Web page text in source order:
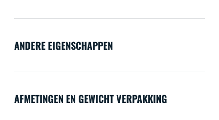
ANDERE EIGENSCHAPPEN
AFMETINGEN EN GEWICHT VERPAKKING